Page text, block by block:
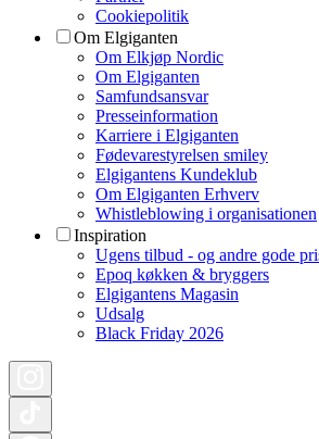
Cookiepolitik
Om Elgiganten
Om Elkjøp Nordic
Om Elgiganten
Samfundsansvar
Presseinformation
Karriere i Elgiganten
Fødevarestyrelsen smiley
Elgigantens Kundeklub
Om Elgiganten Erhverv
Whistleblowing i organisationen
Inspiration
Ugens tilbud - og andre gode
Epoq køkken & bryggers
Elgigantens Magasin
Udsalg
Black Friday 2026